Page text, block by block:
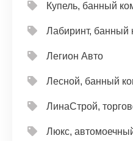
Купель, банный
Лабиринт, банный
Легион Авто
Лесной, банный
ЛинаСтрой,
Люкс,